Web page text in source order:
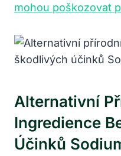
mohou poškozovat
Alternativní
Ingredience
Účinků